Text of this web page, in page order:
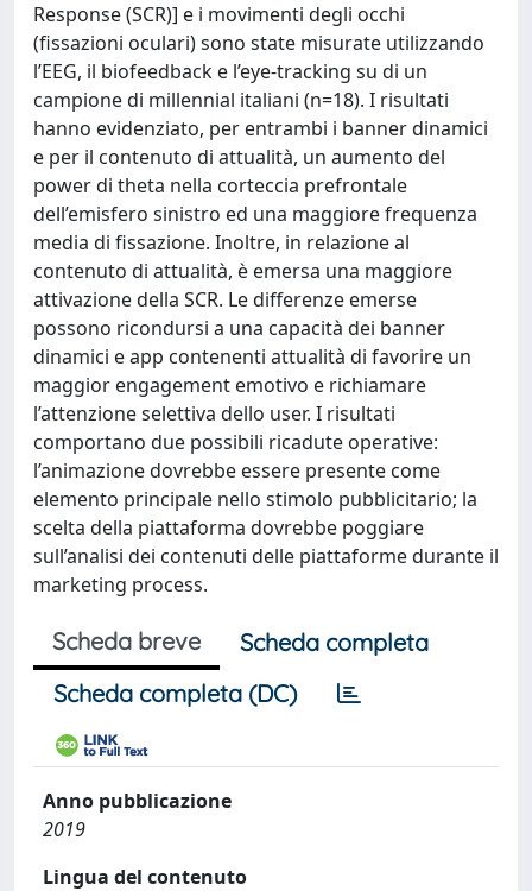
Response (SCR)] e i movimenti degli occhi
(fissazioni oculari) sono state misurate utilizzando
l’EEG, il biofeedback e l’eye-tracking su di un
campione di millennial italiani (n=18). I risultati
hanno evidenziato, per entrambi i banner dinamici
e per il contenuto di attualità, un aumento del
power di theta nella corteccia prefrontale
dell’emisfero sinistro ed una maggiore frequenza
media di fissazione. Inoltre, in relazione al
contenuto di attualità, è emersa una maggiore
attivazione della SCR. Le differenze emerse
possono ricondursi a una capacità dei banner
dinamici e app contenenti attualità di favorire un
maggior engagement emotivo e richiamare
l’attenzione selettiva dello user. I risultati
comportano due possibili ricadute operative:
l’animazione dovrebbe essere presente come
elemento principale nello stimolo pubblicitario; la
scelta della piattaforma dovrebbe poggiare
sull’analisi dei contenuti delle piattaforme durante il
marketing process.
Scheda breve
Scheda completa
Scheda completa (DC)
Anno pubblicazione
2019
Lingua del contenuto